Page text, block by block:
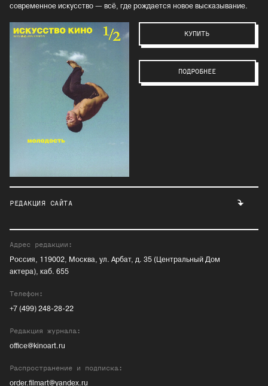
современное искусство — всё, где рождается новое высказывание.
КУПИТЬ
ПОДРОБНЕЕ
РЕДАКЦИЯ САЙТА
Адрес редакции:
Россия, 119002, Москва, ул. Арбат, д. 35 (Центральный Дом
актера), каб. 655
Телефон:
+7 (499) 248-28-22
Редакция журнала:
office@kinoart.ru
Распространение и подписка:
order.filmart@yandex.ru